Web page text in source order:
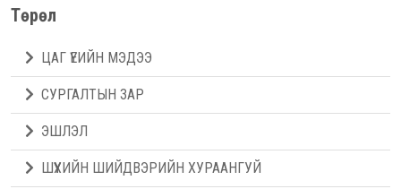
Төрөл
ЦАГ ҮЕИЙН МЭДЭЭ
СУРГАЛТЫН ЗАР
ЭШЛЭЛ
ШҮҮХИЙН ШИЙДВЭРИЙН ХУРААНГУЙ